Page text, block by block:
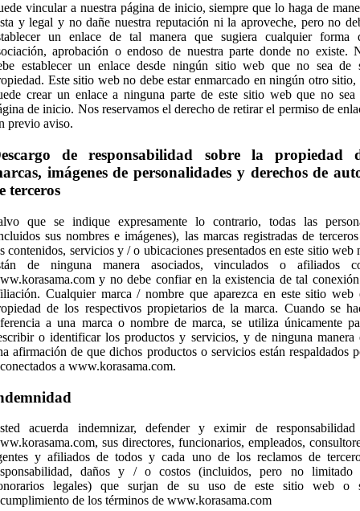
vincular a nuestra página de inicio, siempre que lo haga de
y legal y no dañe nuestra reputación ni la aproveche, pero no
un enlace de tal manera que sugiera cualquier forma
aprobación o endoso de nuestra parte donde no existe.
establecer un enlace desde ningún sitio web que no sea de
Este sitio web no debe estar enmarcado en ningún otro sitio,
crear un enlace a ninguna parte de este sitio web que no sea
de inicio. Nos reservamos el derecho de retirar el permiso de
previo aviso.
de responsabilidad sobre la propiedad
imágenes de personalidades y derechos de
terceros
que se indique expresamente lo contrario, todas las
sus nombres e imágenes), las marcas registradas de
contenidos, servicios y / o ubicaciones presentados en este sitio web
de ninguna manera asociados, vinculados o afiliados
y no debe confiar en la existencia de tal
Cualquier marca / nombre que aparezca en este sitio web
de los respectivos propietarios de la marca. Cuando se
a una marca o nombre de marca, se utiliza únicamente
o identificar los productos y servicios, y de ninguna manera
afirmación de que dichos productos o servicios están respaldados
a www.korasama.com.
acuerda indemnizar, defender y eximir de
sus directores, funcionarios, empleados,
y afiliados de todos y cada uno de los reclamos de
daños y / o costos (incluidos, pero no limitado
legales) que surjan de su uso de este sitio web o
de los términos de www.korasama.com